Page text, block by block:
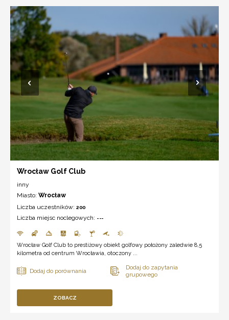
Wrocław Golf Club
inny
Miasto: Wrocław
Liczba uczestników: 200
Liczba miejsc noclegowych: ---
Wrocław Golf Club to prestiżowy obiekt golfowy położony zaledwie 8,5
kilometra od centrum Wrocławia, otoczony ...
ZOBACZ